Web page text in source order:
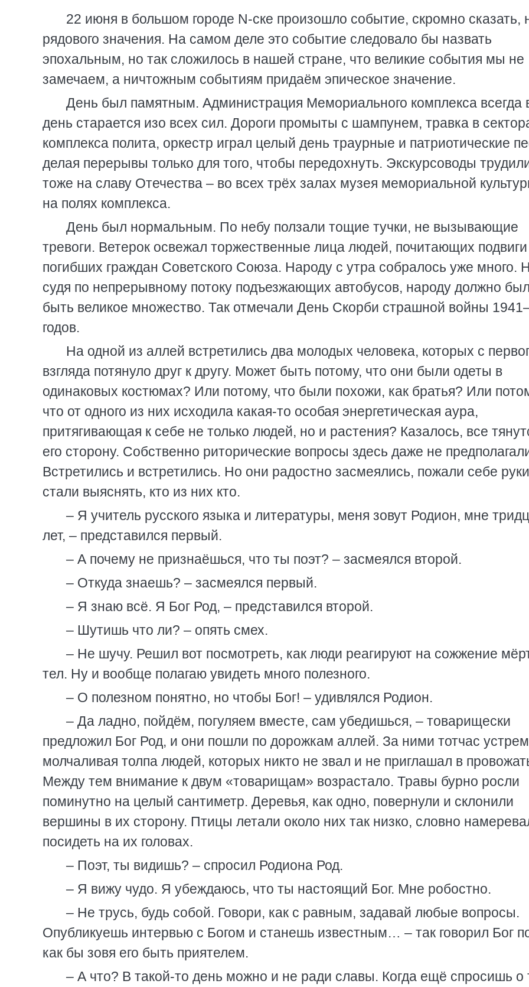
22 июня в большом городе N-ске произошло событие, скромно сказать,
рядового значения. На самом деле это событие следовало бы назвать
эпохальным, но так сложилось в нашей стране, что великие события мы не
замечаем, а ничтожным событиям придаём эпическое значение.
День был памятным. Администрация Мемориального комплекса всегда
день старается изо всех сил. Дороги промыты с шампунем, травка в
комплекса полита, оркестр играл целый день траурные и патриотические
делая перерывы только для того, чтобы передохнуть. Экскурсоводы
тоже на славу Отечества – во всех трёх залах музея мемориальной
на полях комплекса.
День был нормальным. По небу ползали тощие тучки, не вызывающие
тревоги. Ветерок освежал торжественные лица людей, почитающих подвиги
погибших граждан Советского Союза. Народу с утра собралось уже много.
судя по непрерывному потоку подъезжающих автобусов, народу должно
быть великое множество. Так отмечали День Скорби страшной войны
годов.
На одной из аллей встретились два молодых человека, которых с
взгляда потянуло друг к другу. Может быть потому, что они были одеты в
одинаковых костюмах? Или потому, что были похожи, как братья? Или
что от одного из них исходила какая-то особая энергетическая аура,
притягивающая к себе не только людей, но и растения? Казалось, все
его сторону. Собственно риторические вопросы здесь даже не
Встретились и встретились. Но они радостно засмеялись, пожали себе
стали выяснять, кто из них кто.
– Я учитель русского языка и литературы, меня зовут Родион, мне
лет, – представился первый.
– А почему не признаёшься, что ты поэт? – засмеялся второй.
– Откуда знаешь? – засмеялся первый.
– Я знаю всё. Я Бог Род, – представился второй.
– Шутишь что ли? – опять смех.
– Не шучу. Решил вот посмотреть, как люди реагируют на сожжение
тел. Ну и вообще полагаю увидеть много полезного.
– О полезном понятно, но чтобы Бог! – удивлялся Родион.
– Да ладно, пойдём, погуляем вместе, сам убедишься, – товарищески
предложил Бог Род, и они пошли по дорожкам аллей. За ними тотчас
молчаливая толпа людей, которых никто не звал и не приглашал в
Между тем внимание к двум «товарищам» возрастало. Травы бурно росли
поминутно на целый сантиметр. Деревья, как одно, повернули и склонили
вершины в их сторону. Птицы летали около них так низко, словно
посидеть на их головах.
– Поэт, ты видишь? – спросил Родиона Род.
– Я вижу чудо. Я убеждаюсь, что ты настоящий Бог. Мне робостно.
– Не трусь, будь собой. Говори, как с равным, задавай любые вопросы.
Опубликуешь интервью с Богом и станешь известным… – так говорил Бог
как бы зовя его быть приятелем.
– А что? В такой-то день можно и не ради славы. Когда ещё спросишь о